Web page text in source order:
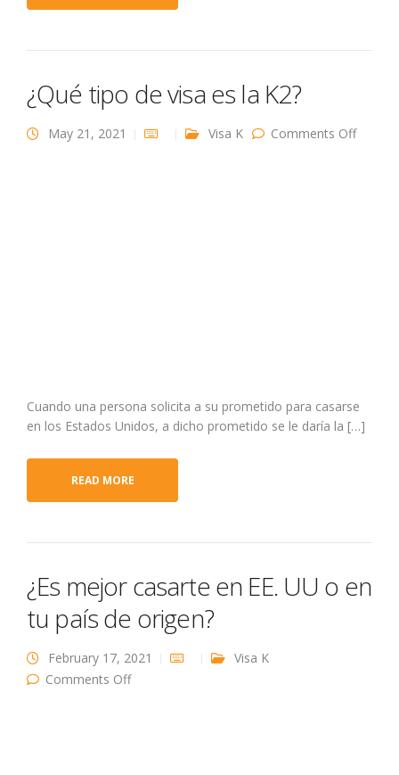
¿Qué tipo de visa es la K2?
May 21, 2021 Visa K Comments Offon
Cuando una persona solicita a su prometido para casarse
en los Estados Unidos, a dicho prometido se le daría la […]
READ MORE
¿Es mejor casarte en EE. UU o en
tu país de origen?
February 17, 2021
Visa K
Comments Offon ¿Es mejor casarte en EE. UU o en tu país